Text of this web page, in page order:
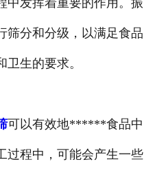
中发挥着重要的作用。振
筛分和分级，以满足食品
生的要求。
可以有效地******食品中
过程中，可能会产生一些